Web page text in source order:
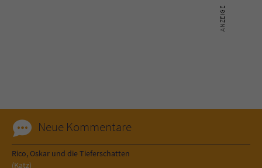
Neue Kommentare
Rico, Oskar und die Tieferschatten
(Katz)